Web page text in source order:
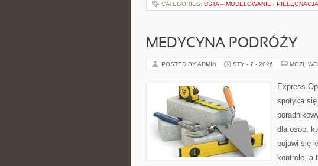
CATEGORIES: USTA – MODELOWANIE I PIELĘGNACJA
MEDYCYNA PODRÓŻY
POSTED BY ADMIN STY - 7 - 2026
Express
spotyka
dla osób,
pojawi się
kontrole, a